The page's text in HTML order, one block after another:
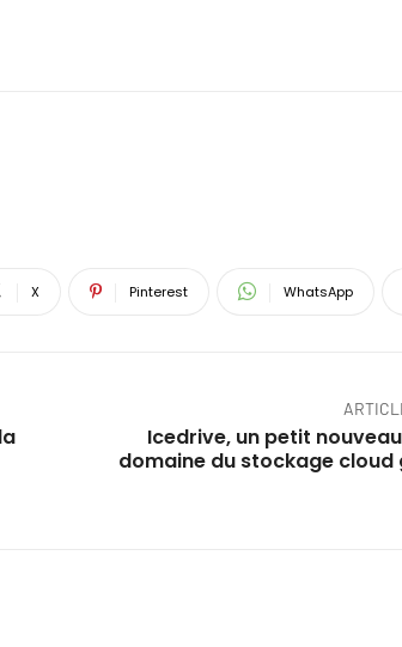
X Pinterest WhatsApp
Icedrive, un petit
domaine du stockage cloud